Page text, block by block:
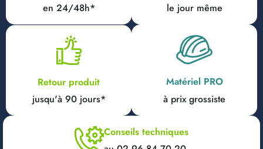
en 24/48h*
le jour même
Retour produit
jusqu'à 90 jours*
Matériel PRO
à prix grossiste
Conseils techniques